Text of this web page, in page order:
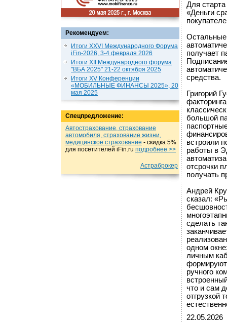
Рекомендуем:
Итоги XXVI Международного Форума
iFin-2026, 3-4 февраля 2026
Итоги XII Международного форума
"ВБА 2025" 21-22 октября 2025
Итоги XV Конференции
«МОБИЛЬНЫЕ ФИНАНСЫ 2025», 20
мая 2025
Спецпредложение:
Автострахование, страхование
автомобиля, страхование жизни,
медицинское страхование - cкидка 5%
для посетителей iFin.ru подробнеe >>
Астраброкер
Для
«Деньги
Остальные
получает
средства.
Григорий
большой
встроили
работы в
отсрочки
получать
Андрей
сказал:
сделать
одном
личным
ручного
что и сам
отгрузкой
22.05.2026